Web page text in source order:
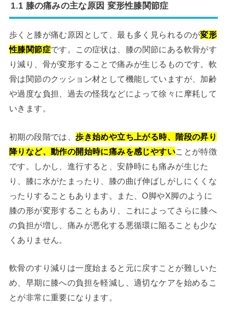
1.1 膝の痛みの主な原因 変形性膝関節症
歩くと膝が痛む原因として、最も多く見られるのが変形
性膝関節症です。この症状は、膝の関節にある軟骨がす
り減り、骨が変形することで痛みが生じるものです。軟
骨は関節のクッション材として機能していますが、加齢
や過度な負担、過去の怪我などによって徐々に摩耗して
いきます。
初期の段階では、歩き始めや立ち上がる時、階段の昇り
降りなど、動作の開始時に痛みを感じやすい ことが特徴
です。しかし、進行すると、安静時にも痛みが生じた
り、膝に水がたまったり、膝の曲げ伸ばしがしにくくな
ったりすることもあります。また、O脚やX脚のように
膝の形が変形することもあり、これによってさらに膝へ
の負担が増し、痛みが悪化する悪循環に陥ることも少な
くありません。
軟骨のすり減りは一度始まると元に戻すことが難しいた
め、早期に膝への負担を軽減し、適切なケアを始めるこ
とが非常に重要になります。